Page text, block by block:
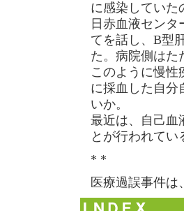
に感染していた
日赤血液セン
てを話し、B型
た。病院側はた
このように慢性
に採血した自分
いか。
最近は、自己血
とが行われてい
* *
医療過誤事件